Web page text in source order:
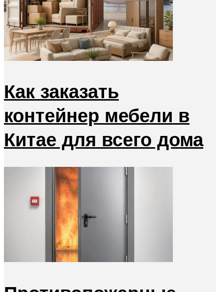
Как заказать
контейнер мебели в
Китае для всего дома